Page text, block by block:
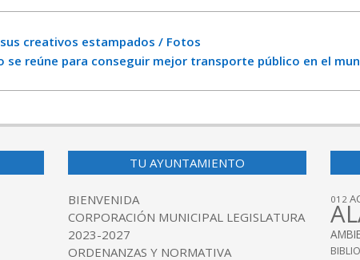
sus creativos estampados / Fotos
se reúne para conseguir mejor transporte público en el
TU AYUNTAMIENTO
BIENVENIDA
CORPORACIÓN MUNICIPAL LEGISLATURA
2023-2027
ORDENANZAS Y NORMATIVA
012